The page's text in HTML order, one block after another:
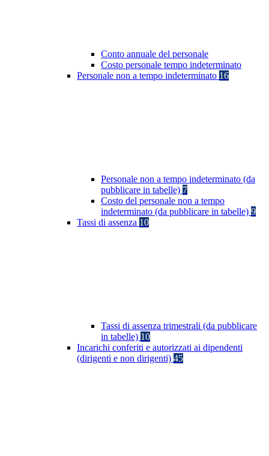
Conto annuale del personale
Costo personale tempo indeterminato
Personale non a tempo indeterminato 16
Personale non a tempo indeterminato (da
pubblicare in tabelle) 7
Costo del personale non a tempo
indeterminato (da pubblicare in tabelle) 9
Tassi di assenza 10
Tassi di assenza trimestrali (da pubblicare
in tabelle) 10
Incarichi conferiti e autorizzati ai dipendenti
(dirigenti e non dirigenti) 45